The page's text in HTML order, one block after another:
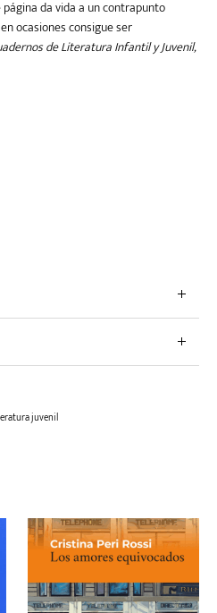
da vida a un contrapunto
ocasiones consigue ser
de Literatura Infantil y Juvenil,
juvenil